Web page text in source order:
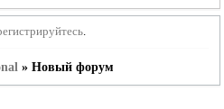
.
» Новый форум